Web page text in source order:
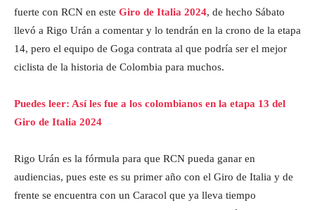
fuerte con RCN en este Giro de Italia 2024, de hecho Sábato
llevó a Rigo Urán a comentar y lo tendrán en la crono de la etapa
14, pero el equipo de Goga contrata al que podría ser el mejor
ciclista de la historia de Colombia para muchos.
Puedes leer: Así les fue a los colombianos en la etapa 13 del
Giro de Italia 2024
Rigo Urán es la fórmula para que RCN pueda ganar en
audiencias, pues este es su primer año con el Giro de Italia y de
frente se encuentra con un Caracol que ya lleva tiempo